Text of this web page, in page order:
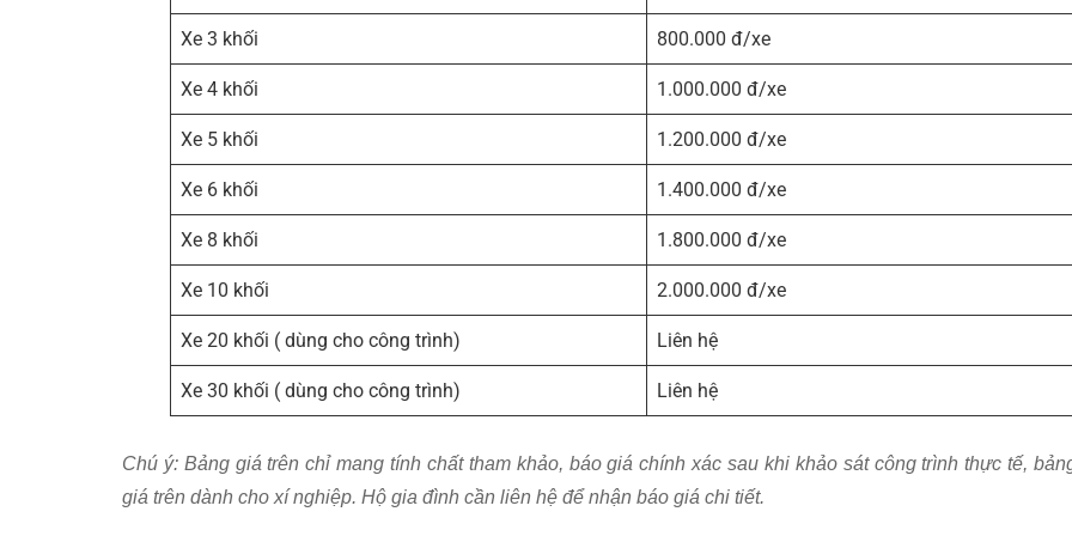
Xe 3 khối 800.000 đ/xe
Xe 4 khối 1.000.000 đ/xe
Xe 5 khối 1.200.000 đ/xe
Xe 6 khối 1.400.000 đ/xe
Xe 8 khối 1.800.000 đ/xe
Xe 10 khối 2.000.000 đ/xe
Xe 20 khối ( dùng cho công trình) Liên hệ
Xe 30 khối ( dùng cho công trình) Liên hệ
Chú ý: Bảng giá trên chỉ mang tính chất tham khảo, báo giá chính xác sau khi khảo sát công trình thực tế,
giá trên dành cho xí nghiệp. Hộ gia đình cần liên hệ để nhận báo giá chi tiết.